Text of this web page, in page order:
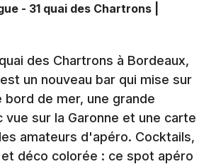
- 31 quai des Chartrons
des Chartrons à Bordeaux,
un nouveau bar qui mise sur
bord de mer, une grande
sur la Garonne et une carte
amateurs d'apéro. Cocktails,
déco colorée : ce spot apéro